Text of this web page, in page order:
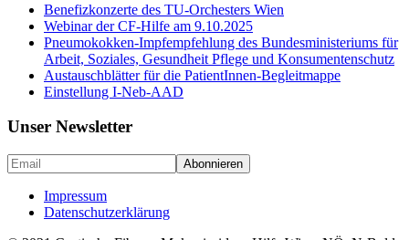
Benefizkonzerte des TU-Orchesters Wien
Webinar der CF-Hilfe am 9.10.2025
Pneumokokken-Impfempfehlung des Bundesministeriums für
Arbeit, Soziales, Gesundheit Pflege und Konsumentenschutz
Austauschblätter für die PatientInnen-Begleitmappe
Einstellung I-Neb-AAD
Unser Newsletter
Impressum
Datenschutzerklärung